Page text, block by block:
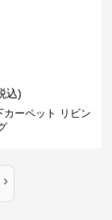
込)
カーペット リビン
›